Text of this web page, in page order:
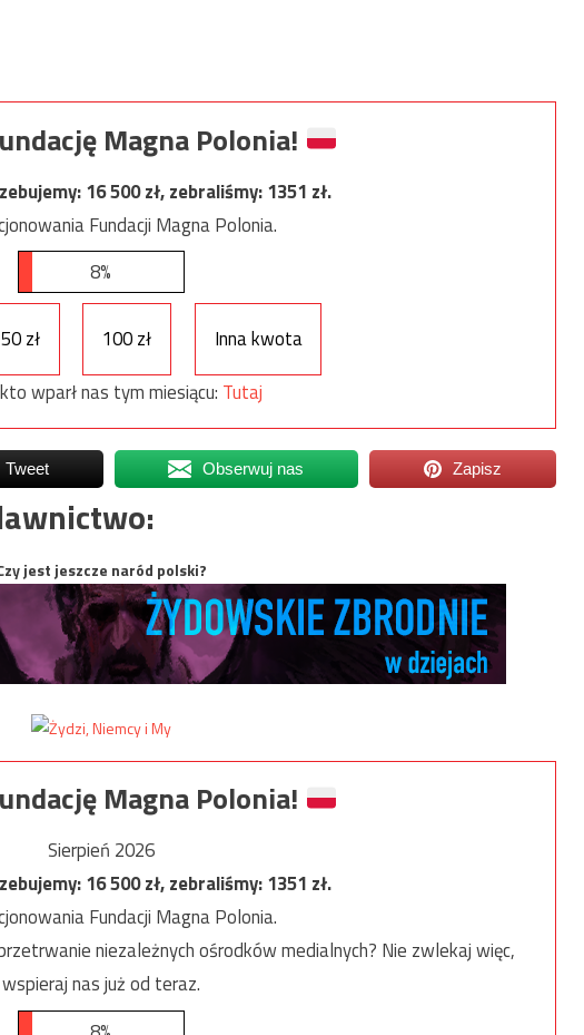
Magna Polonia!
16 500zł, zebraliśmy:1351 zł.
Fundacji Magna Polonia.
8%
50 zł 100 zł
Inna kwota
wparł nas tym miesiącu: Tutaj
Tweet Obserwuj nas Zapisz
jest jeszcze naród polski?
Magna Polonia!
Sierpień 2026
16 500zł, zebraliśmy:1351 zł.
Fundacji Magna Polonia.
niezależnych ośrodków medialnych? Nie zwlekaj więc,
wspieraj nas już od teraz.